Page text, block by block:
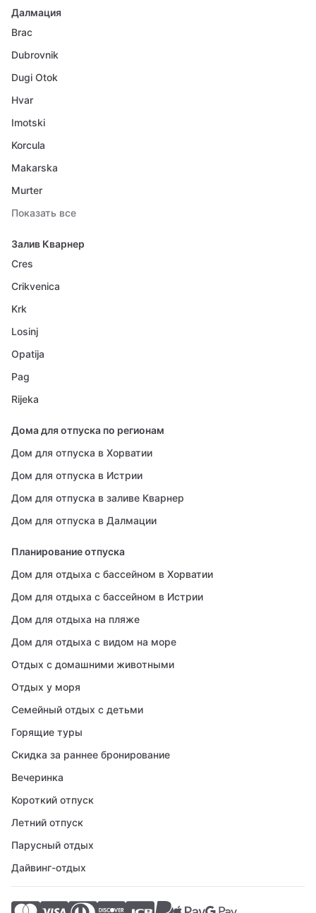
Далмация
Brac
Dubrovnik
Dugi Otok
Hvar
Imotski
Korcula
Makarska
Murter
Показать все
Залив Кварнер
Cres
Crikvenica
Krk
Losinj
Opatija
Pag
Rijeka
Дома для отпуска по регионам
Дом для отпуска в Хорватии
Дом для отпуска в Истрии
Дом для отпуска в заливе Кварнер
Дом для отпуска в Далмации
Планирование отпуска
Дом для отдыха с бассейном в Хорватии
Дом для отдыха с бассейном в Истрии
Дом для отдыха на пляже
Дом для отдыха с видом на море
Отдых с домашними животными
Отдых у моря
Семейный отдых с детьми
Горящие туры
Скидка за раннее бронирование
Вечеринка
Короткий отпуск
Летний отпуск
Парусный отдых
Дайвинг-отдых